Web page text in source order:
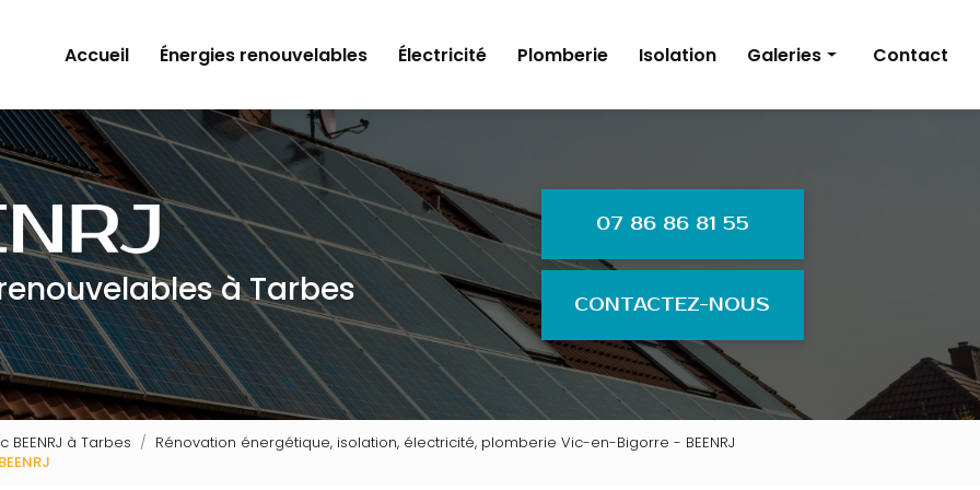
Accueil
Énergies renouvelables Électricité Plomberie Isolation Galeries Contact
à Tarbes
07 86 86 81 55
CONTACTEZ-NOUS
à Tarbes
Rénovation énergétique, isolation, électricité, plomberie Vic-en-Bigorre - BEENRJ